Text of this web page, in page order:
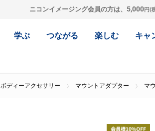
ニコンイメージング会員の方は、 5,000円(
学ぶ つながる 楽しむ キャ
ボディーアクセサリー マウントアダプター マ